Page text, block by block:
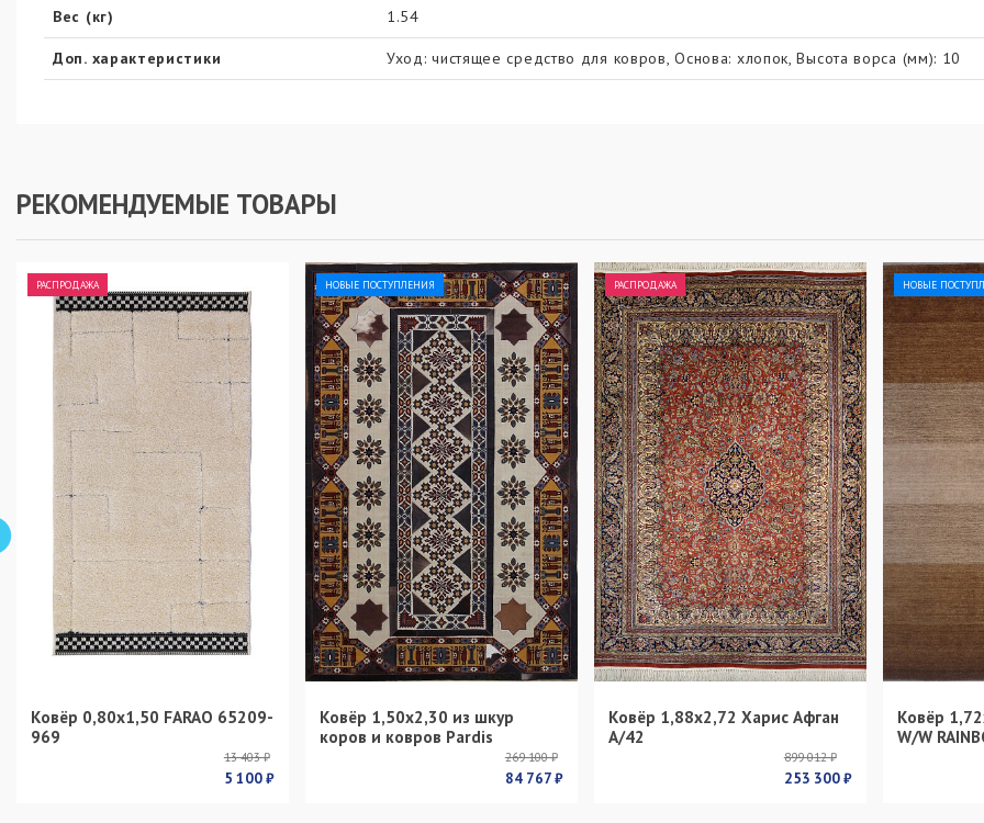
Вес (кг) 1.54
Доп. характеристики Уход: чистящее средство для ковров, Основа: хлопок, Высота ворса (мм): 10
РЕКОМЕНДУЕМЫЕ ТОВАРЫ
РАСПРОДАЖА
Ковёр 0,80х1,50 FARAO 65209-
969
13 403 ₽
5 100 ₽
НОВЫЕ ПОСТУПЛЕНИЯ
Ковёр 1,50х2,30 из шкур
коров и ковров Pardis
269 100 ₽
84 767 ₽
РАСПРОДАЖА
Ковёр 1,88х2,72 Харис Афган
А/42
899 012 ₽
253 300 ₽
НОВЫЕ
Ковёр
W/W